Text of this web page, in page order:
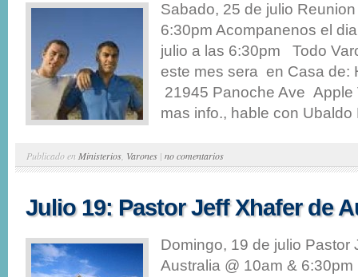
Sabado, 25 de julio
6:30pm Acompanenos el
julio a las 6:30pm Todo
este mes sera en Casa de:
21945 Panoche Ave
mas info., hable con Ubaldo
Publicado en Ministerios Varones | no comentarios
Julio 19: Pastor Jeff Xhafer de
Domingo, 19 de julio Pastor
Australia @ 10am & 6:30pm